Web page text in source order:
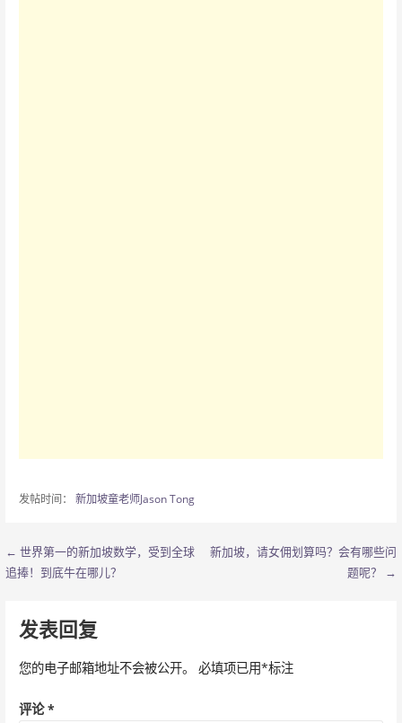
发帖时间： 新加坡童老师Jason Tong
文
导
航
← 世界第一的新加坡数学，受到全球
追捧！到底牛在哪儿？
新加坡，请女佣划算吗？会有哪些问
题呢？ →
发表回复
您的电子邮箱地址不会被公开。 必填项已用*标注
评论*